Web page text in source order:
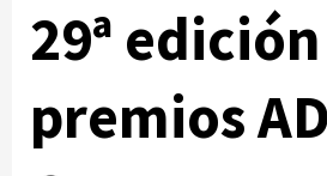
29ª
premios